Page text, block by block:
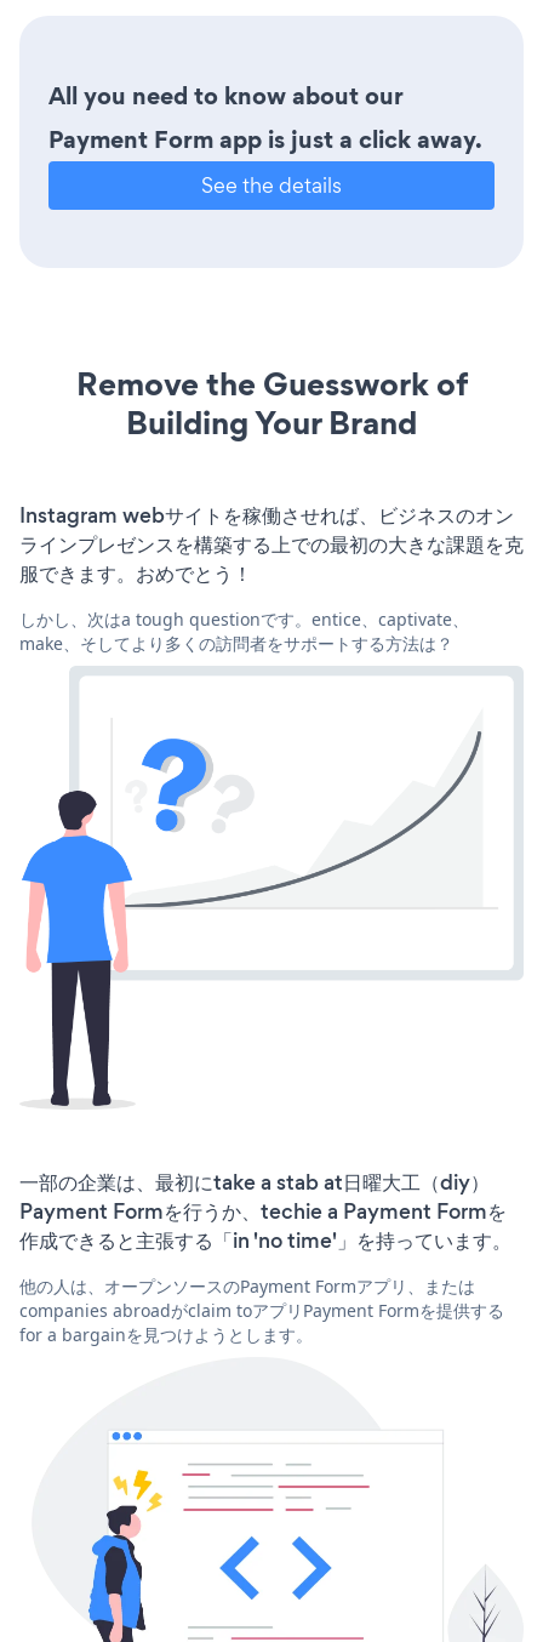
All you need to know about our
Payment Form app is just a click away.
See the details
Remove the Guesswork of
Building Your Brand
Instagram webサイトを稼働させれば、ビジネスのオン
ラインプレゼンスを構築する上での最初の大きな課題を克
服できます。おめでとう！
しかし、次はa tough questionです。entice、captivate、
make、そしてより多くの訪問者をサポートする方法は？
一部の企業は、最初にtake a stab at日曜大工（diy）
Payment Formを行うか、techie a Payment Formを
作成できると主張する「in 'no time'」を持っています。
他の人は、オープンソースのPayment Formアプリ、または
companies abroadがclaim toアプリPayment Formを提供する
for a bargainを見つけようとします。